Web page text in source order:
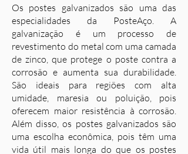
Os postes galvanizados são uma das
especialidades da PosteAço. A
galvanização é um processo de
revestimento do metal com uma camada
de zinco, que protege o poste contra a
corrosão e aumenta sua durabilidade.
São ideais para regiões com alta
umidade, maresia ou poluição, pois
oferecem maior resistência à corrosão.
Além disso, os postes galvanizados são
uma escolha econômica, pois têm uma
vida útil mais longa do que os postes